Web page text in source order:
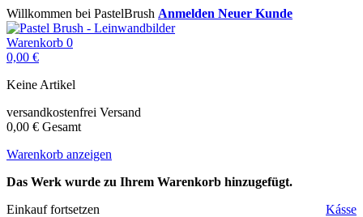
Willkommen bei PastelBrush Anmelden Neuer Kunde
Warenkorb 0
0,00 €
Keine Artikel
versandkostenfrei Versand
0,00 € Gesamt
Warenkorb anzeigen
Das Werk wurde zu Ihrem Warenkorb hinzugefügt.
Einkauf fortsetzen
Kásse